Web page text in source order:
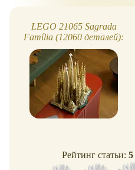
LEGO 21065 Sagrada
Família (12060 деталей):
самый большой набор
LEGO в истории
Рейтинг статьи: 5